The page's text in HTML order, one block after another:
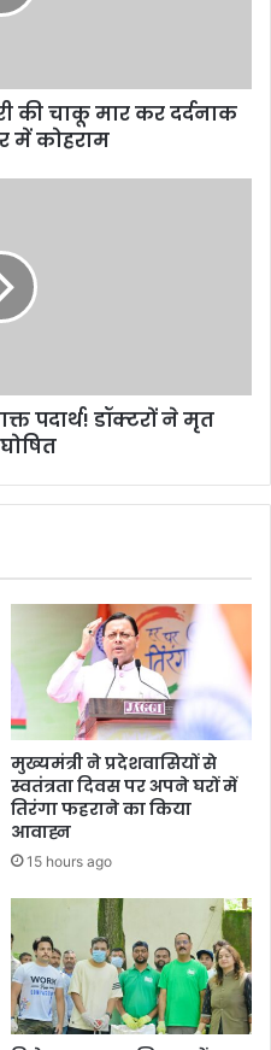
की चाकू मार कर दर्दनाक
में कोहराम
पदार्थ! डॉक्टरों ने मृत
मुख्यमंत्री ने प्रदेशवासियों से
स्वतंत्रता दिवस पर अपने घरों में
तिरंगा फहराने का किया
आवाह्न
15 hours ago